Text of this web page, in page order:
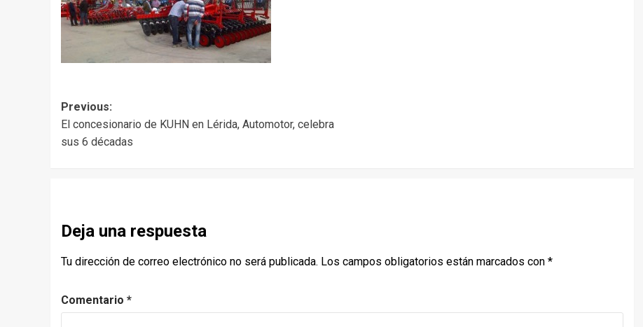
Post
navigation
Previous:
El concesionario de KUHN en Lérida, Automotor, celebra
sus 6 décadas
Deja una respuesta
Tu dirección de correo electrónico no será publicada. Los campos obligatorios están marcados con *
Comentario *